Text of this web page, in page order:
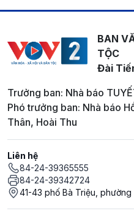
BAN
TỘC
Đài
Trưởng ban: Nhà báo
Phó trưởng ban: Nhà báo
Thân, Hoài Thu
Liên hệ
84-24-39365555
84-24-39342724
41-43 phố Bà Triệu, phường